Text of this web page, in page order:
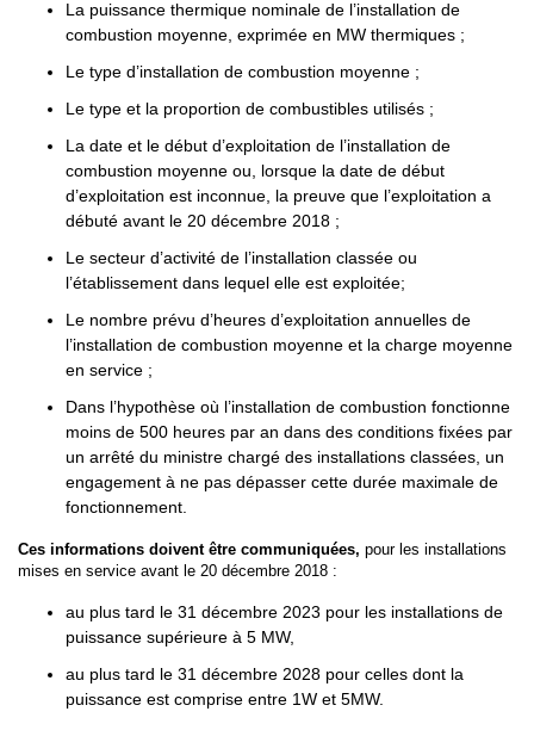
La puissance thermique nominale de l’installation de
combustion moyenne, exprimée en MW thermiques ;
Le type d’installation de combustion moyenne ;
Le type et la proportion de combustibles utilisés ;
La date et le début d’exploitation de l’installation de
combustion moyenne ou, lorsque la date de début
d’exploitation est inconnue, la preuve que l’exploitation a
débuté avant le 20 décembre 2018 ;
Le secteur d’activité de l’installation classée ou
l’établissement dans lequel elle est exploitée;
Le nombre prévu d’heures d’exploitation annuelles de
l’installation de combustion moyenne et la charge moyenne
en service ;
Dans l’hypothèse où l’installation de combustion fonctionne
moins de 500 heures par an dans des conditions fixées par
un arrêté du ministre chargé des installations classées, un
engagement à ne pas dépasser cette durée maximale de
fonctionnement.
Ces informations doivent être communiquées, pour les installations
mises en service avant le 20 décembre 2018 :
au plus tard le 31 décembre 2023 pour les installations de
puissance supérieure à 5 MW,
au plus tard le 31 décembre 2028 pour celles dont la
puissance est comprise entre 1W et 5MW.